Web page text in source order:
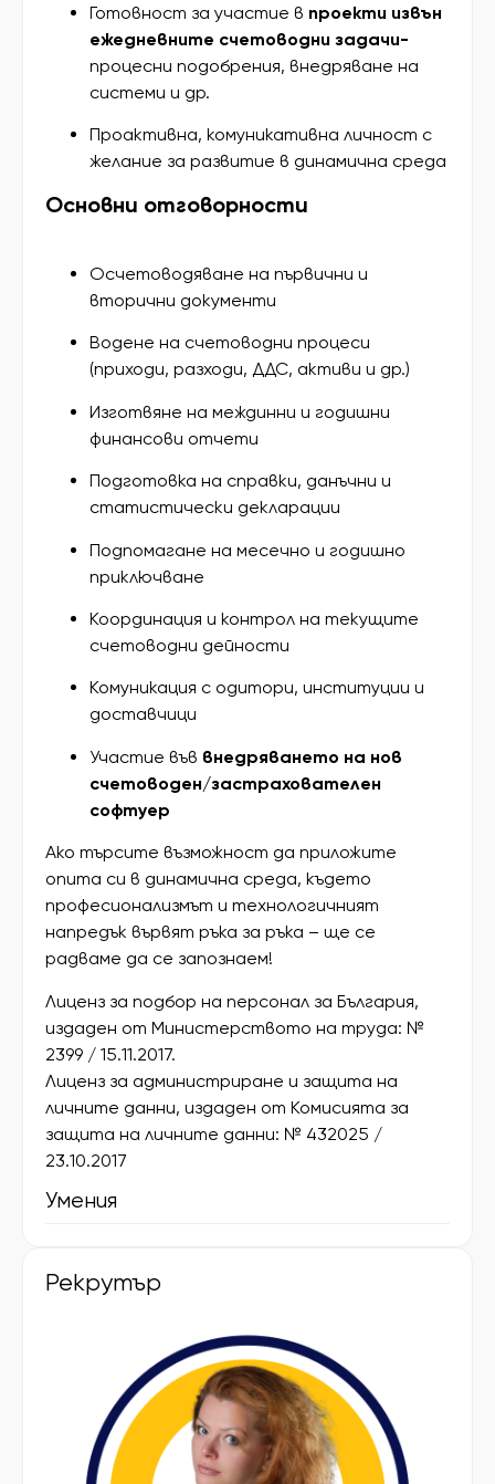
Готовност за участие в проекти извън
ежедневните счетоводни задачи-
процесни подобрения, внедряване на
системи и др.
Проактивна, комуникативна личност с
желание за развитие в динамична среда
Основни отговорности
Осчетоводяване на първични и
вторични документи
Водене на счетоводни процеси
(приходи, разходи, ДДС, активи и др.)
Изготвяне на междинни и годишни
финансови отчети
Подготовка на справки, данъчни и
статистически декларации
Подпомагане на месечно и годишно
приключване
Координация и контрол на текущите
счетоводни дейности
Комуникация с одитори, институции и
доставчици
Участие във внедряването на нов
счетоводен/застрахователен
софтуер
Ако търсите възможност да приложите
опита си в динамична среда, където
професионализмът и технологичният
напредък вървят ръка за ръка – ще се
радваме да се запознаем!
Лиценз за подбор на персонал за България,
издаден от Министерството на труда: №
2399 / 15.11.2017.
Лиценз за администриране и защита на
личните данни, издаден от Комисията за
защита на личните данни: № 432025 /
23.10.2017
Умения
Рекрутър